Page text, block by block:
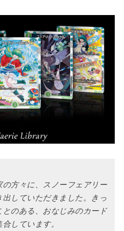
の方々に、スノーフェアリー
していただきました。きっ
とのある、おなじみのカード
しています。